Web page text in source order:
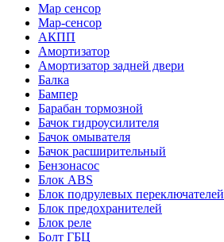
Map сенсор
Map-сенсор
АКПП
Амортизатор
Амортизатор задней двери
Балка
Бампер
Барабан тормозной
Бачок гидроусилителя
Бачок омывателя
Бачок расширительный
Бензонасос
Блок ABS
Блок подрулевых переключателей
Блок предохранителей
Блок реле
Болт ГБЦ